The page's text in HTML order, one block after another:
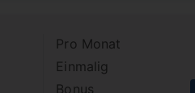
Pro Monat
Einmalig
Bonus